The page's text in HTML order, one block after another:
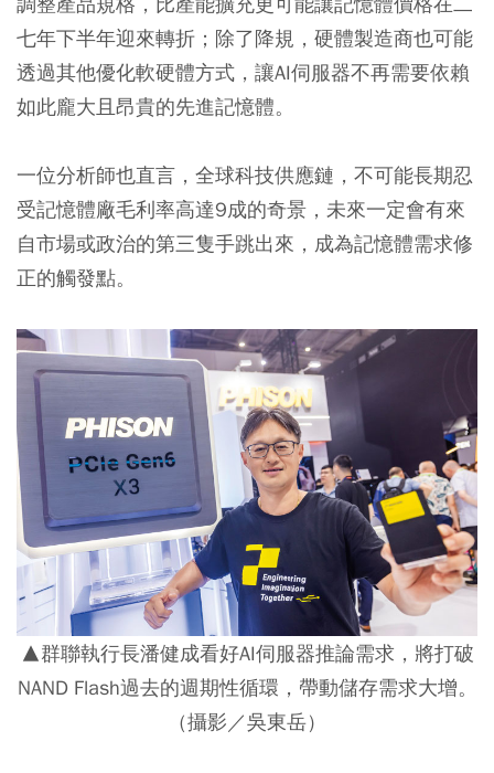
七年下半年迎來轉折；除了降規，硬體製造商也可能
透過其他優化軟硬體方式，讓AI伺服器不再需要依賴
如此龐大且昂貴的先進記憶體。
一位分析師也直言，全球科技供應鏈，不可能長期忍
受記憶體廠毛利率高達9成的奇景，未來一定會有來
自市場或政治的第三隻手跳出來，成為記憶體需求修
正的觸發點。
▲群聯執行長潘健成看好AI伺服器推論需求，將打破
NAND Flash過去的週期性循環，帶動儲存需求大增。
（攝影／吳東岳）